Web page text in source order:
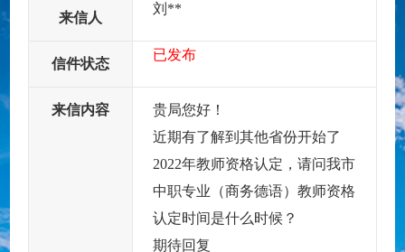
来信人
刘**
信件状态
已发布
来信内容
贵局您好！
近期有了解到其他省份开始了
2022年教师资格认定，请问我市
中职专业（商务德语）教师资格
认定时间是什么时候？
期待回复